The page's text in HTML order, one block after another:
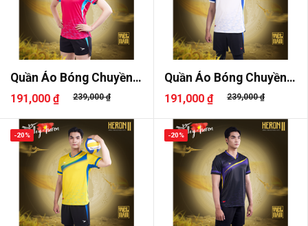
Quần Áo Bóng Chuyền
Beyono H..
191,000 ₫ 239,000 ₫
Quần Áo Bóng Chuyền
Beyono H..
191,000 ₫ 239,000 ₫
-20% -20%